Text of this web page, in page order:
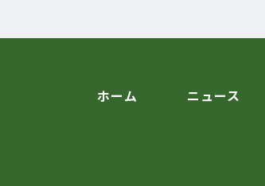
ホーム ニュース